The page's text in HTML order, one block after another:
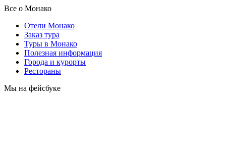
Все о Монако
Отели Монако
Заказ тура
Туры в Монако
Полезная информация
Города и курорты
Рестораны
Мы на фейсбуке